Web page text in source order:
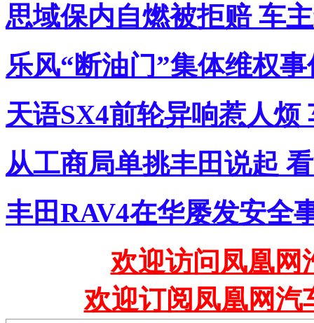
思域保内自燃被拒赔 车
乐风“断油门”集体维权
天语SX4前轮异响惹人
从工商局单挑丰田说起
丰田RAV4在华屡发安全
欢迎访问凤凰网
欢迎订阅凤凰网汽